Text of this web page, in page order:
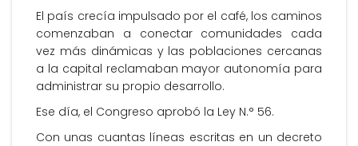
El país crecía impulsado por el café, los caminos
comenzaban a conectar comunidades cada
vez más dinámicas y las poblaciones cercanas
a la capital reclamaban mayor autonomía para
administrar su propio desarrollo.
Ese día, el Congreso aprobó la Ley N.° 56.
Con unas cuantas líneas escritas en un decreto